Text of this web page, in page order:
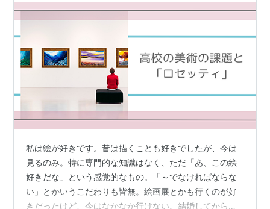
私は絵が好きです。昔は描くことも好きでしたが、今は
見るのみ。特に専門的な知識はなく、ただ「あ、この絵
好きだな」という感覚的なもの。「～でなければならな
い」とかいうこだわりも皆無。絵画展とかも行くのが好
きだったけど、今はなかなか行けない。結婚してから夫